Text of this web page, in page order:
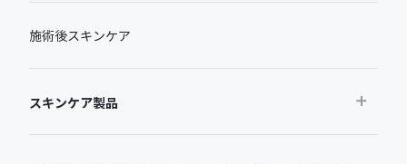
施術後スキンケア
スキンケア製品